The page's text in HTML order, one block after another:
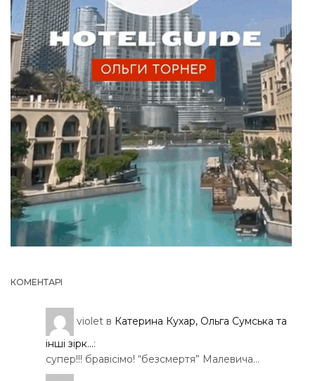
КОМЕНТАРІ
violet в Катерина Кухар, Ольга Сумська та
інші зірк...:
супер!!! бравісімо! “безсмертя” Малевича…